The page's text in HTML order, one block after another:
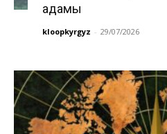
адамы
kloopkyrgyz - 29/07/2026